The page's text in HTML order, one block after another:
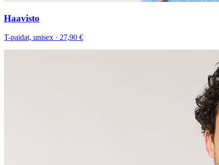
Haavisto
T-paidat, unisex · 27,90 €